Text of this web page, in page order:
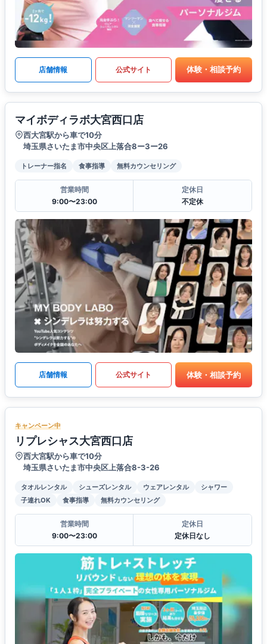
店舗情報 公式サイト 体験・相談予約
マイボディラボ大宮西口店
西大宮駅から車で10分
埼玉県さいたま市中央区上落合8ー3ー26
トレーナー指名 食事指導 無料カウンセリング
営業時間
9:00〜23:00
定休日
不定休
店舗情報 公式サイト 体験・相談予約
キャンペーン中
リプレシャス大宮西口店
西大宮駅から車で10分
埼玉県さいたま市中央区上落合8-3-26
タオルレンタル シューズレンタル ウェアレンタル
シャワー
子連れOK
食事指導 無料カウンセリング
営業時間
9:00〜23:00
定休日
定休日なし